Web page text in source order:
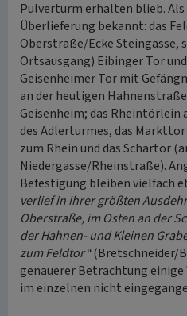
Pulverturm erhalten blieb. Als
Überlieferung bekannt: das
Oberstraße/Ecke
Ortsausgang) Eibinger Tor
Geisenheimer Tor mit
an der heutigen
Geisenheim; das Rheintörlein
des Adlerturmes, das
zum Rhein und das Schartor
Niedergasse/Rheinstraße).
Befestigung bleiben vielfach
verlief in ihrer größten
Oberstraße, im Osten an der
der Hahnen- und Kleinen
zum Feldtor“(Bretschneider/
genauerer Betrachtung einige
im einzelnen nicht